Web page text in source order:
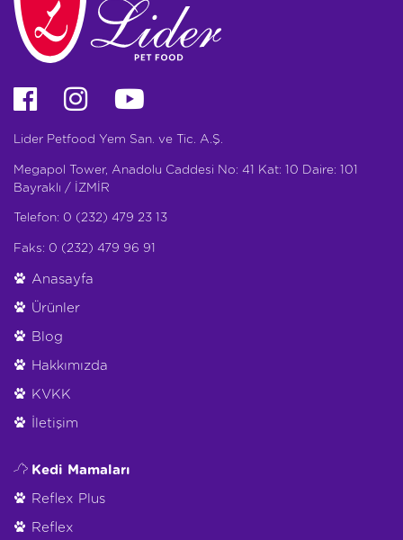
Lider Petfood Yem San. ve Tic. A.Ş.
Megapol Tower, Anadolu Caddesi No: 41 Kat: 10 Daire: 101
Bayraklı / İZMİR
Telefon: 0 (232) 479 23 13
Faks: 0 (232) 479 96 91
Anasayfa
Ürünler
Blog
Hakkımızda
KVKK
İletişim
Kedi Mamaları
Reflex Plus
Reflex